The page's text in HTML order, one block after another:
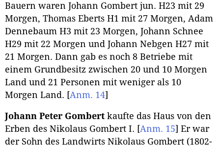
Bauern waren Johann Gombert jun. H23 mit 29
Morgen, Thomas Eberts H1 mit 27 Morgen, Adam
Dennebaum H3 mit 23 Morgen, Johann Schnee
H29 mit 22 Morgen und Johann Nebgen H27 mit
21 Morgen. Dann gab es noch 8 Betriebe mit
einem Grundbesitz zwischen 20 und 10 Morgen
Land und 21 Personen mit weniger als 10
Morgen Land. [Anm. 14]
Johann Peter Gombert kaufte das Haus von den
Erben des Nikolaus Gombert I. [Anm. 15] Er war
der Sohn des Landwirts Nikolaus Gombert (1802-